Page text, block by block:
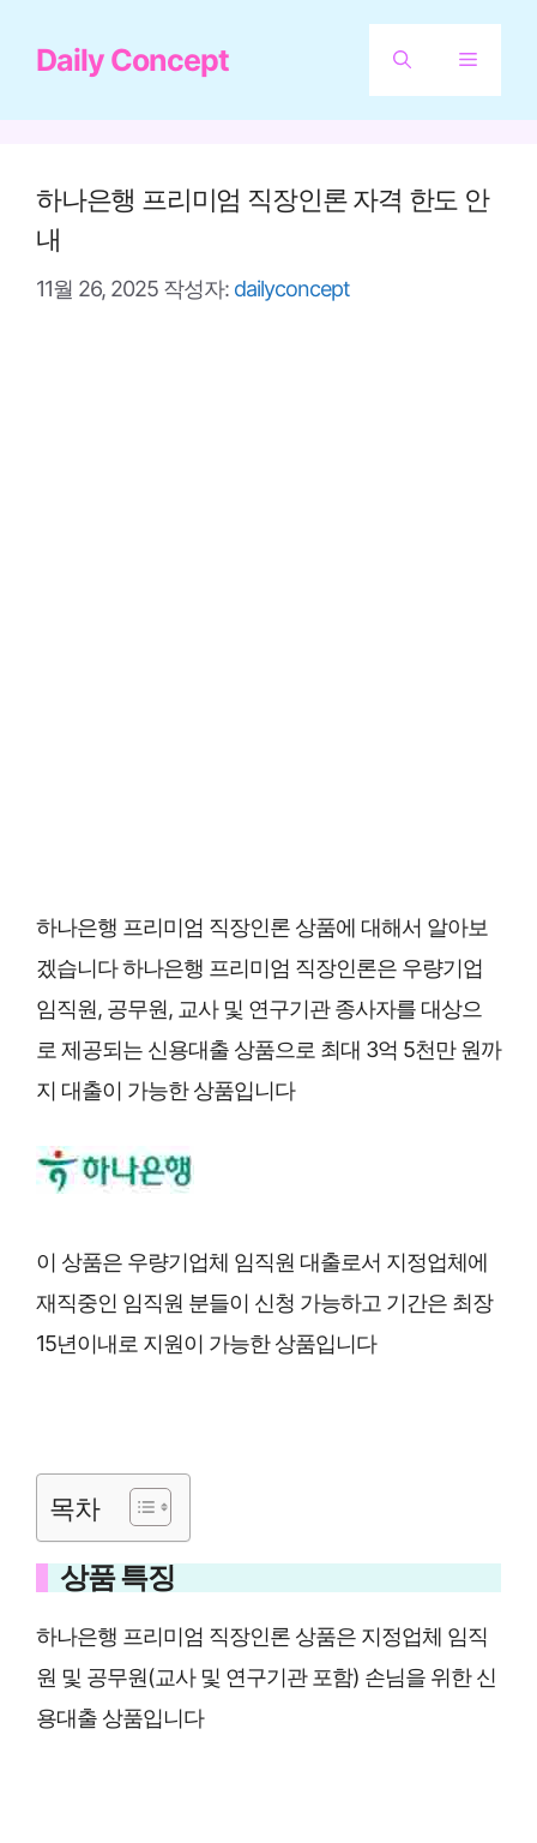
Daily Concept 메
하나은행 프리미엄 직장인론 자격 한도 안
내
11월 26, 2025 작성자: dailyconcept
하나은행 프리미엄 직장인론 상품에 대해서 알아보
겠습니다 하나은행 프리미엄 직장인론은 우량기업
임직원, 공무원, 교사 및 연구기관 종사자를 대상으
로 제공되는 신용대출 상품으로 최대 3억 5천만 원까
지 대출이 가능한 상품입니다
이 상품은 우량기업체 임직원 대출로서 지정업체에
재직중인 임직원 분들이 신청 가능하고 기간은 최장
15년이내로 지원이 가능한 상품입니다
목차
상품 특징
하나은행 프리미엄 직장인론 상품은 지정업체 임직
원 및 공무원(교사 및 연구기관 포함) 손님을 위한 신
용대출 상품입니다